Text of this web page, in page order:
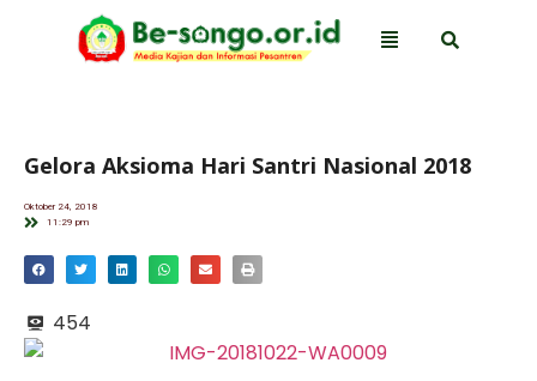
Gelora Aksioma Hari Santri Nasional 2018
Oktober 24, 2018
11:29 pm
454